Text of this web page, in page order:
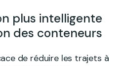
plus intelligente
des conteneurs
de réduire les trajets à